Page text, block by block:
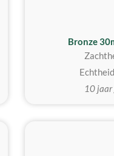
Bronze
Echtheid
10